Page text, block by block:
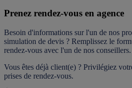
Prenez rendez-vous en agence
Besoin d'informations sur l'un de nos
simulation de devis ? Remplissez le
rendez-vous avec l'un de nos conseillers.
Vous êtes déjà client(e) ? Privilégiez
prises de rendez-vous.